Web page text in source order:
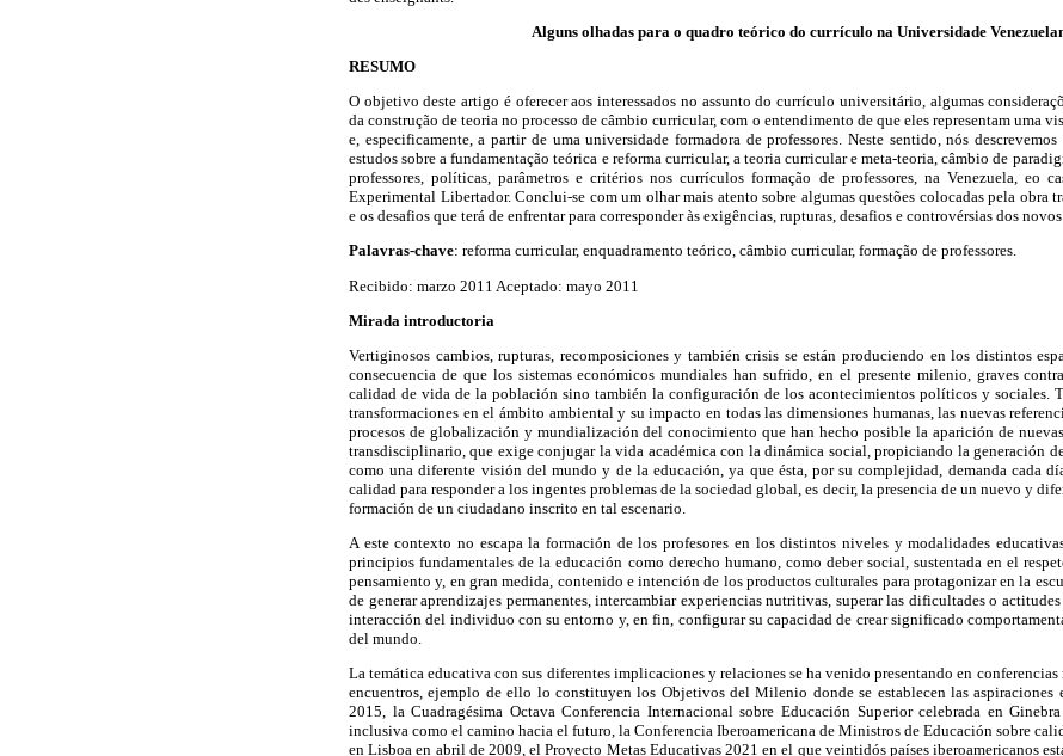
Alguns olhadas para o quadro teórico do currículo na Universidade
RESUMO
O objetivo deste artigo é oferecer aos interessados no assunto do currículo universitário, algumas
da construção de teoria no processo de câmbio curricular, com o entendimento de que eles representam uma
e, especificamente, a partir de uma universidade formadora de professores. Neste sentido, nós
estudos sobre a fundamentação teórica e reforma curricular, a teoria curricular e meta-teoria, câmbio de
professores, políticas, parâmetros e critérios nos currículos formação de professores, na Venezuela, eo
Experimental Libertador. Conclui-se com um olhar mais atento sobre algumas questões colocadas pela obra
e os desafios que terá de enfrentar para corresponder às exigências, rupturas, desafios e controvérsias dos
Palavras-chave: reforma curricular, enquadramento teórico, câmbio curricular, formação de professores.
Recibido: marzo 2011 Aceptado: mayo 2011
Mirada introductoria
Vertiginosos cambios, rupturas, recomposiciones y también crisis se están produciendo en los distintos
consecuencia de que los sistemas económicos mundiales han sufrido, en el presente milenio, graves
calidad de vida de la población sino también la configuración de los acontecimientos políticos y sociales.
transformaciones en el ámbito ambiental y su impacto en todas las dimensiones humanas, las nuevas
procesos de globalización y mundialización del conocimiento que han hecho posible la aparición de
transdisciplinario, que exige conjugar la vida académica con la dinámica social, propiciando la generación
como una diferente visión del mundo y de la educación, ya que ésta, por su complejidad, demanda cada
calidad para responder a los ingentes problemas de la sociedad global, es decir, la presencia de un nuevo y
formación de un ciudadano inscrito en tal escenario.
A este contexto no escapa la formación de los profesores en los distintos niveles y modalidades
principios fundamentales de la educación como derecho humano, como deber social, sustentada en el
pensamiento y, en gran medida, contenido e intención de los productos culturales para protagonizar en la
de generar aprendizajes permanentes, intercambiar experiencias nutritivas, superar las dificultades o
interacción del individuo con su entorno y, en fin, configurar su capacidad de crear significado
del mundo.
La temática educativa con sus diferentes implicaciones y relaciones se ha venido presentando en conferencias
encuentros, ejemplo de ello lo constituyen los Objetivos del Milenio donde se establecen las aspiraciones
2015, la Cuadragésima Octava Conferencia Internacional sobre Educación Superior celebrada en
inclusiva como el camino hacia el futuro, la Conferencia Iberoamericana de Ministros de Educación sobre
en Lisboa en abril de 2009, el Proyecto Metas Educativas 2021 en el que veintidós países iberoamericanos